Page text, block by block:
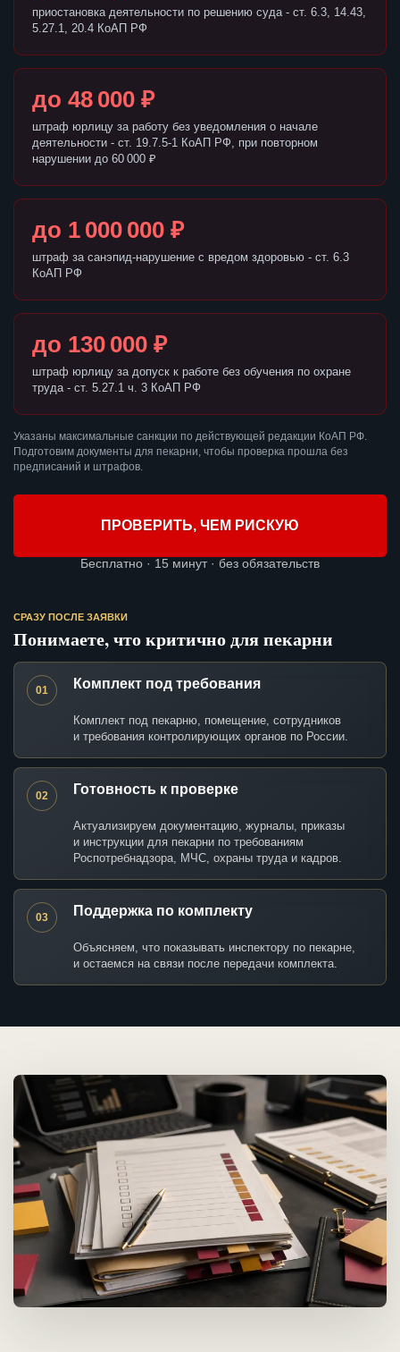
приостановка деятельности по решению суда - ст. 6.3, 14.43,
5.27.1, 20.4 КоАП РФ
до 48 000 ₽
штраф юрлицу за работу без уведомления о начале
деятельности - ст. 19.7.5-1 КоАП РФ, при повторном
нарушении до 60 000 ₽
до 1 000 000 ₽
штраф за санэпид-нарушение с вредом здоровью - ст. 6.3
КоАП РФ
до 130 000 ₽
штраф юрлицу за допуск к работе без обучения по охране
труда - ст. 5.27.1 ч. 3 КоАП РФ
Указаны максимальные санкции по действующей редакции КоАП РФ.
Подготовим документы для пекарни, чтобы проверка прошла без
предписаний и штрафов.
ПРОВЕРИТЬ, ЧЕМ РИСКУЮ
Бесплатно · 15 минут · без обязательств
СРАЗУ ПОСЛЕ ЗАЯВКИ
Понимаете, что критично для пекарни
01 Комплект под требования
Комплект под пекарню, помещение, сотрудников
и требования контролирующих органов по России.
02 Готовность к проверке
Актуализируем документацию, журналы, приказы
и инструкции для пекарни по требованиям
Роспотребнадзора, МЧС, охраны труда и кадров.
03 Поддержка по комплекту
Объясняем, что показывать инспектору по пекарне,
и остаемся на связи после передачи комплекта.